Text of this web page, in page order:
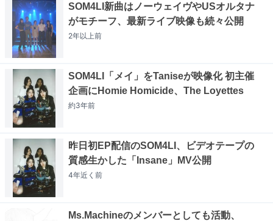
SOM4LI新曲はノーウェイヴやUSオルタナ
がモチーフ、最新ライブ映像も続々公開
2年以上前
SOM4LI「メイ」をTaniseが映像化 初主催
企画にHomie Homicide、The Loyettes
約3年前
昨日初EP配信のSOM4LI、ビデオテープの
質感生かした「Insane」MV公開
4年近く 前
Ms.Machineのメンバーとしても活動、